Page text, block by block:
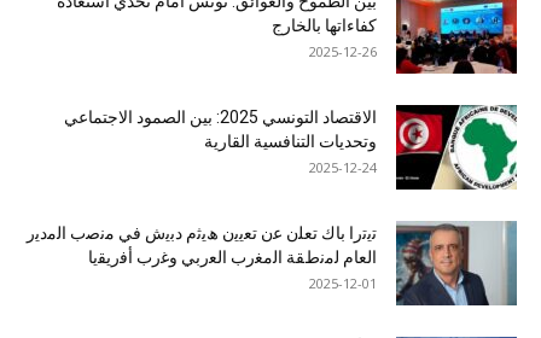
كفاءاتها بالخارج
2025-12-26
الاقتصاد التونسي 2025: بين الصمود الاجتماعي
وتحديات التنافسية القارية
2025-12-24
ﺗﯾﺗرا ﺑﺎك ﺗﻌﻠن ﻋن ﺗﻌﯾﯾن ھﯾﺛم دﺑﯾش ﻓﻲ ﻣﻧﺻب اﻟﻣدﯾر
اﻟﻌﺎم ﻟﻣﻧطﻘﺔ اﻟﻣﻐرب اﻟﻌرﺑﻲ وﻏرب أﻓرﯾﻘﯾﺎ
2025-12-01